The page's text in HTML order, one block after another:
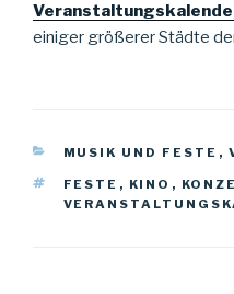
einiger größerer Städte
KATEGORIEN
MUSIK UND FESTE ,
SCHLAGWÖRTER
FESTE , KINO ,